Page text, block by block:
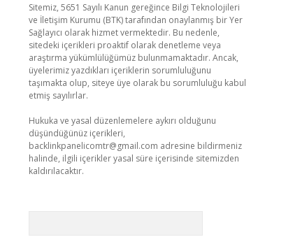
Sitemiz, 5651 Sayılı Kanun gereğince Bilgi Teknolojileri
ve İletişim Kurumu (BTK) tarafından onaylanmış bir Yer
Sağlayıcı olarak hizmet vermektedir. Bu nedenle,
sitedeki içerikleri proaktif olarak denetleme veya
araştırma yükümlülüğümüz bulunmamaktadır. Ancak,
üyelerimiz yazdıkları içeriklerin sorumluluğunu
taşımakta olup, siteye üye olarak bu sorumluluğu kabul
etmiş sayılırlar.
Hukuka ve yasal düzenlemelere aykırı olduğunu
düşündüğünüz içerikleri,
backlinkpanelicomtr@gmail.com adresine bildirmeniz
halinde, ilgili içerikler yasal süre içerisinde sitemizden
kaldırılacaktır.